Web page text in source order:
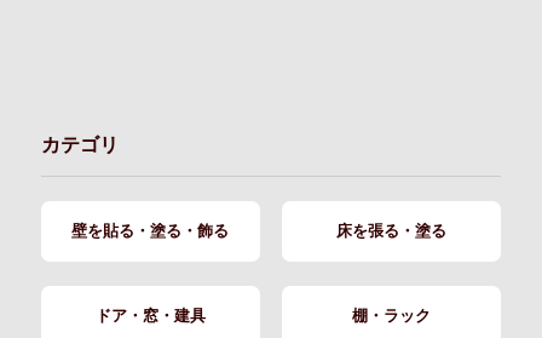
カテゴリ
壁を貼る・塗る・飾る 床を張る・塗る
ドア・窓・建具 棚・ラック